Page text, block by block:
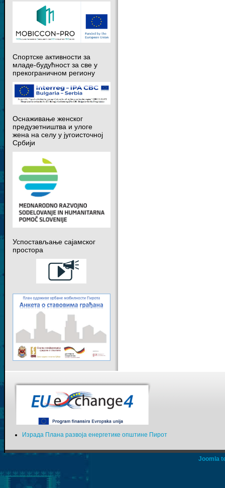
Спортске активности за
младе-будућност за све у
прекограничном региону
Оснаживање женског
предузетништва и улоге
жена на селу у југоисточној
Србији
Успостављање сајамског
простора
Израда Плана развоја енергетике општине Пирот
Joomla